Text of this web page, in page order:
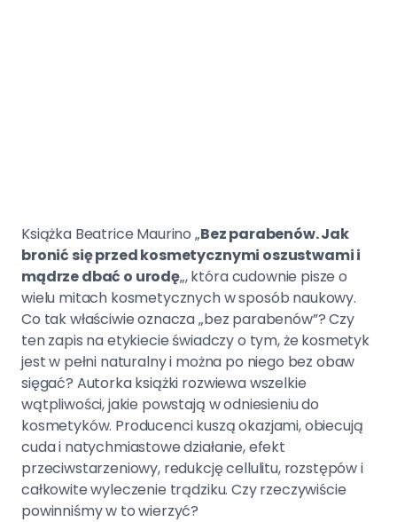
Książka Beatrice Maurino „Bez parabenów. Jak
bronić się przed kosmetycznymi oszustwami i
mądrze dbać o urodę„, która cudownie pisze o
wielu mitach kosmetycznych w sposób naukowy.
Co tak właściwie oznacza „bez parabenów”? Czy
ten zapis na etykiecie świadczy o tym, że kosmetyk
jest w pełni naturalny i można po niego bez obaw
sięgać? Autorka książki rozwiewa wszelkie
wątpliwości, jakie powstają w odniesieniu do
kosmetyków. Producenci kuszą okazjami, obiecują
cuda i natychmiastowe działanie, efekt
przeciwstarzeniowy, redukcję cellulitu, rozstępów i
całkowite wyleczenie trądziku. Czy rzeczywiście
powinniśmy w to wierzyć?